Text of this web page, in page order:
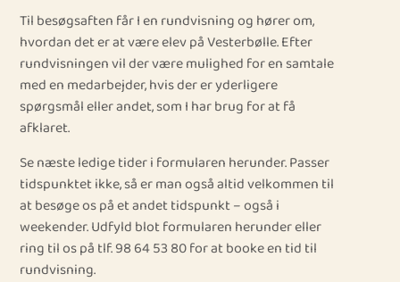
Til besøgsaften får I en rundvisning og hører om,
hvordan det er at være elev på Vesterbølle. Efter
rundvisningen vil der være mulighed for en samtale
med en medarbejder, hvis der er yderligere
spørgsmål eller andet, som I har brug for at få
afklaret.
Se næste ledige tider i formularen herunder. Passer
tidspunktet ikke, så er man også altid velkommen til
at besøge os på et andet tidspunkt – også i
weekender. Udfyld blot formularen herunder eller
ring til os på tlf. 98 64 53 80 for at booke en tid til
rundvisning.